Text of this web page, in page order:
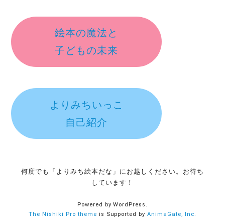
絵本の魔法と
子どもの未来
よりみちいっこ
自己紹介
何度でも「よりみち絵本だな」にお越しください。お待ち
しています！
Powered by WordPress.
The Nishiki Pro theme is Supported byAnimaGate, Inc.